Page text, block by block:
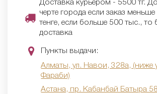
Доставка курьером - 5500 тг.
черте города если заказ
тенге, если больше 500 тыс., то
доставка
Пункты выдачи:
Алматы, ул. Навои, 328а, (ниже
Фараби)
Астана, пр. Кабанбай Батыра